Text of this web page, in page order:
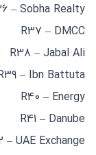
– Sobha Realty
R37 – DMCC
R38 – Jabal Ali
– Ibn Battuta
R40 – Energy
R41 – Danube
– UAE Exchange